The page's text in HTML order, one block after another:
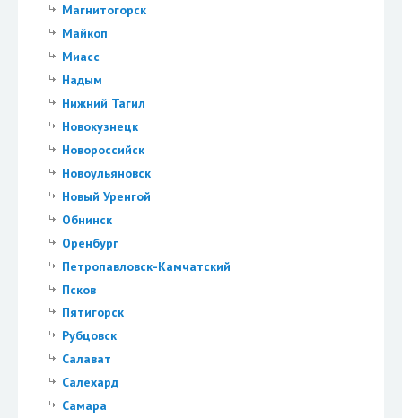
Магнитогорск
Майкоп
Миасс
Надым
Нижний Тагил
Новокузнецк
Новороссийск
Новоульяновск
Новый Уренгой
Обнинск
Оренбург
Петропавловск-Камчатский
Псков
Пятигорск
Рубцовск
Салават
Салехард
Самара